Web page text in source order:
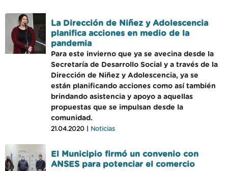
La Dirección de Niñez y Adolescencia
planifica acciones en medio de la
pandemia
Para este invierno que ya se avecina desde la
Secretaría de Desarrollo Social y a través de la
Dirección de Niñez y Adolescencia, ya se
están planificando acciones como así también
brindando asistencia y apoyo a aquellas
propuestas que se impulsan desde la
comunidad.
21.04.2020 | Noticias
El Municipio firmó un convenio con
ANSES para potenciar el comercio